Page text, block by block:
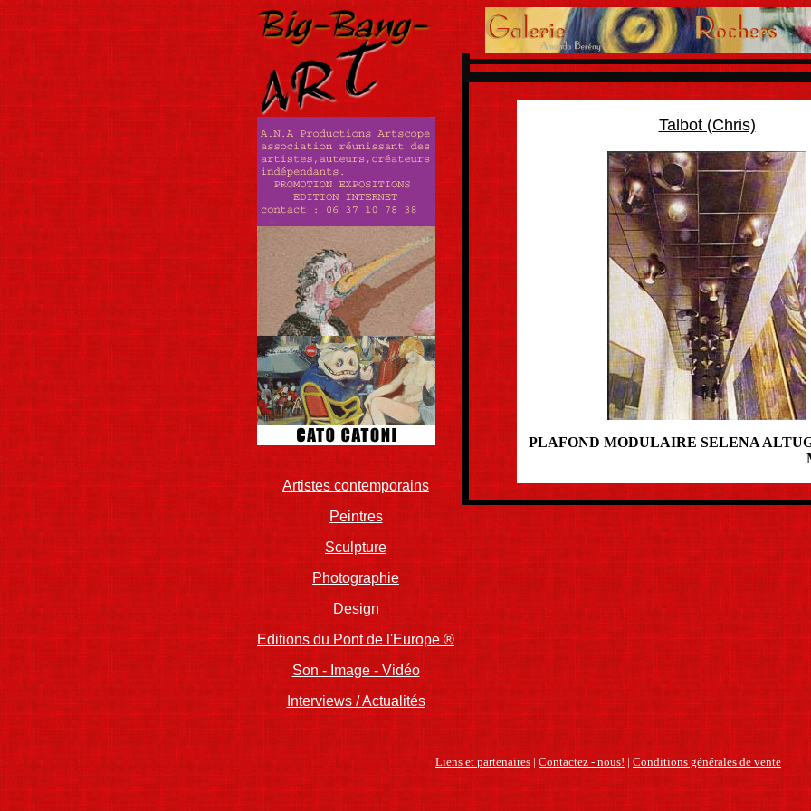
Artistes contemporains
Peintres
Sculpture
Photographie
Design
Editions du Pont de l'Europe ®
Son - Image - Vidéo
Interviews / Actualités
Talbot (Chris)
PLAFOND MODULAIRE SELENA
Liens et partenaires | Contactez - nous! | Conditions générales de vente